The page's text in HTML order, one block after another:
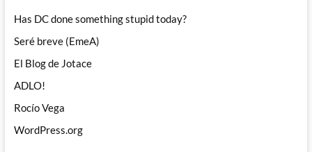
Has DC done something stupid today?
Seré breve (EmeA)
El Blog de Jotace
ADLO!
Rocío Vega
WordPress.org